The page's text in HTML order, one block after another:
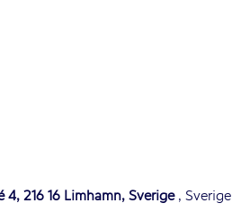
4, 216 16 Limhamn, Sverige, Sverige